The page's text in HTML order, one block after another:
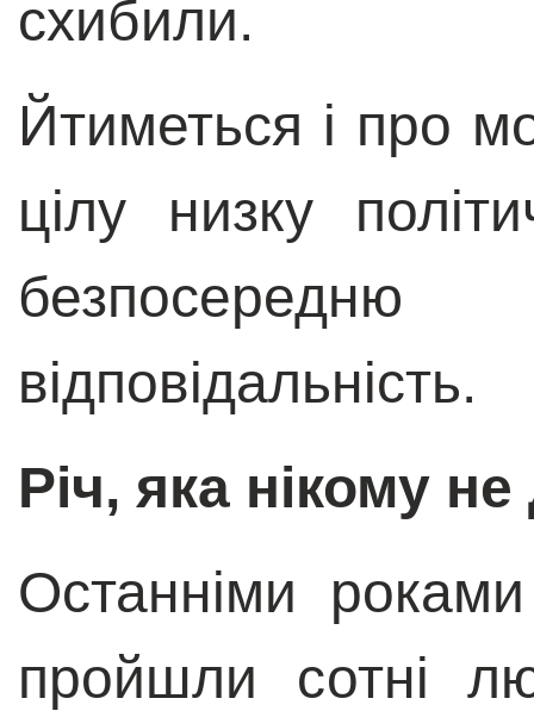
схибили.
Йтиметься і про
цілу низку
відповідальність.
Річ, яка нікому
Останніми роками
пройшли сотні